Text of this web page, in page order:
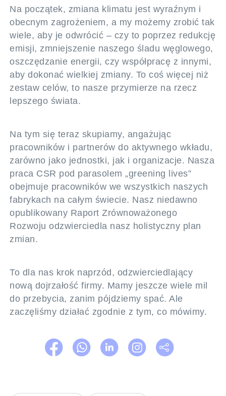
Na początek, zmiana klimatu jest wyraźnym i
obecnym zagrożeniem, a my możemy zrobić tak
wiele, aby je odwrócić – czy to poprzez redukcję
emisji, zmniejszenie naszego śladu węglowego,
oszczędzanie energii, czy współpracę z innymi,
aby dokonać wielkiej zmiany. To coś więcej niż
zestaw celów, to nasze przymierze na rzecz
lepszego świata.
Na tym się teraz skupiamy, angażując
pracowników i partnerów do aktywnego wkładu,
zarówno jako jednostki, jak i organizacje. Nasza
praca CSR pod parasolem „greening lives”
obejmuje pracowników we wszystkich naszych
fabrykach na całym świecie. Nasz niedawno
opublikowany Raport Zrównoważonego
Rozwoju odzwierciedla nasz holistyczny plan
zmian.
To dla nas krok naprzód, odzwierciedlający
nową dojrzałość firmy. Mamy jeszcze wiele mil
do przebycia, zanim pójdziemy spać. Ale
zaczęliśmy działać zgodnie z tym, co mówimy.